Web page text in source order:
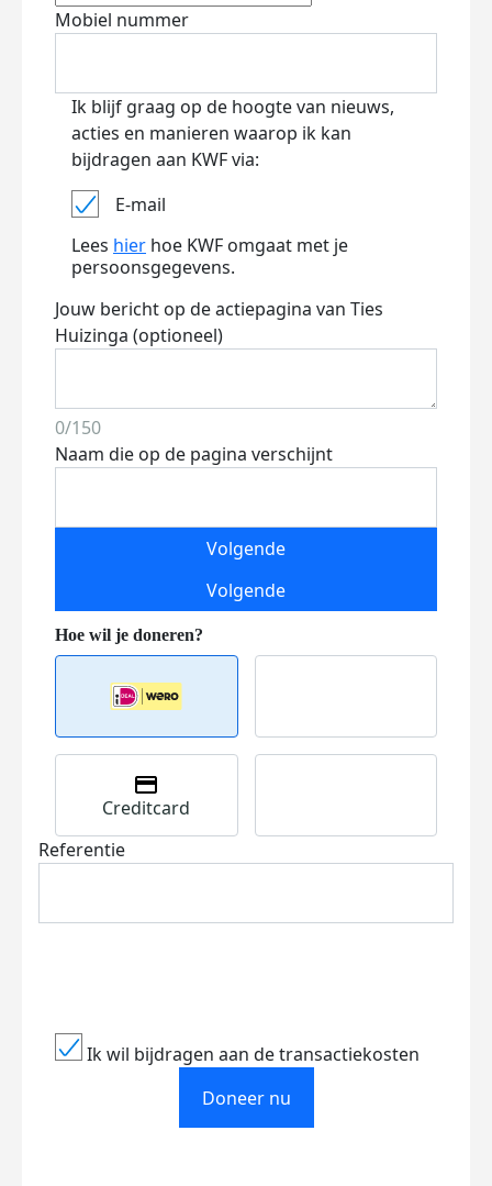
Mobiel nummer
Ik blijf graag op de hoogte van nieuws,
acties en manieren waarop ik kan
bijdragen aan KWF via:
E-mail
Lees hier hoe KWF omgaat met je
persoonsgegevens.
Jouw bericht op de actiepagina van Ties
Huizinga (optioneel)
0/150
Naam die op de pagina verschijnt
Volgende
Volgende
Creditcard
Referentie
Ik wil bijdragen aan de transactiekosten
Doneer nu